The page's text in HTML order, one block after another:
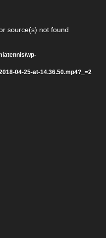
source(s) not found
wp-
04-25-at-14.36.50.mp4?_=2